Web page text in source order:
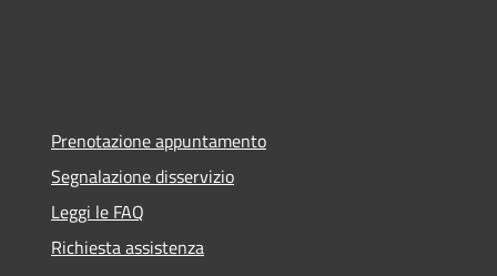
Prenotazione appuntamento
Segnalazione disservizio
Leggi le FAQ
Richiesta assistenza